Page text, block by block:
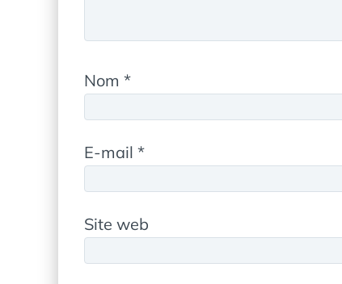
Nom *
E-mail *
Site web